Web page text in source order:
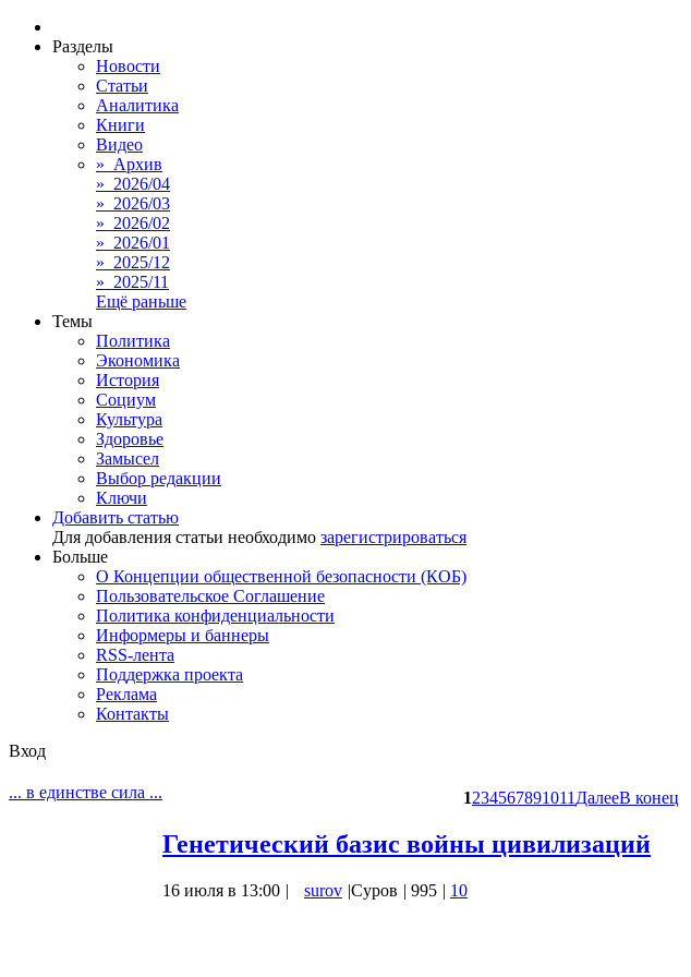
Разделы
Новости
Статьи
Аналитика
Книги
Видео
» Архив
» 2026/04
» 2026/03
» 2026/02
» 2026/01
» 2025/12
» 2025/11
Ещё раньше
Темы
Политика
Экономика
История
Социум
Культура
Здоровье
Замысел
Выбор редакции
Ключи
Добавить статью
Для добавления статьи необходимо зарегистрироваться
Больше
О Концепции общественной безопасности (КОБ)
Пользовательское Соглашение
Политика конфиденциальности
Информеры и баннеры
RSS-лента
Поддержка проекта
Реклама
Контакты
Вход
... в единстве сила ... 1234567891011 ДалееВ конец
Генетический базис войны цивилизаций
16 июля в 13:00 | surov |Суров | 995 | 10